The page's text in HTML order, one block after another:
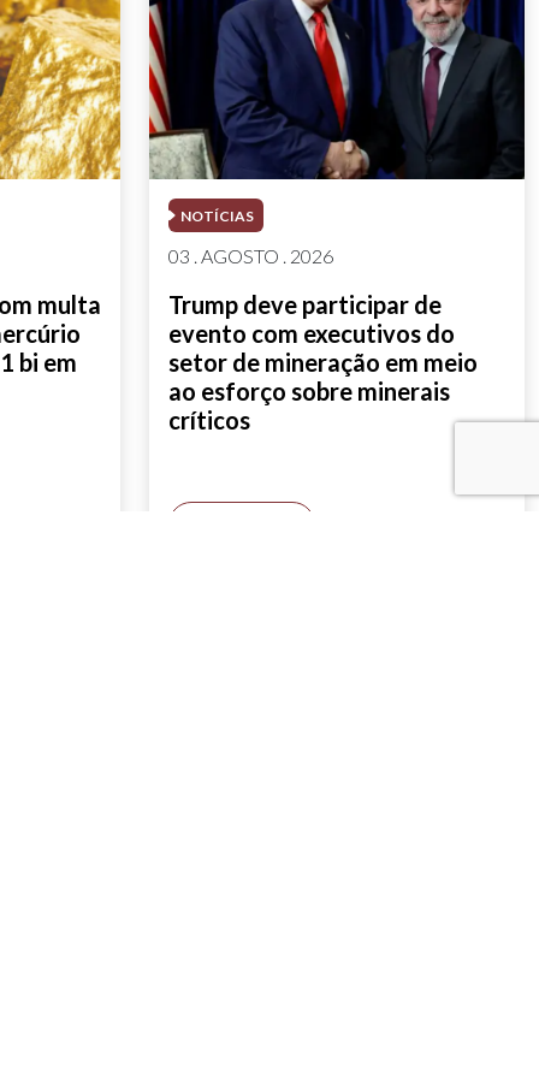
multa
bi em
NOTÍCIAS
03 . AGOSTO . 2026
Trump deve participar de
evento com executivos do
setor de mineração em meio
ao esforço sobre minerais
críticos